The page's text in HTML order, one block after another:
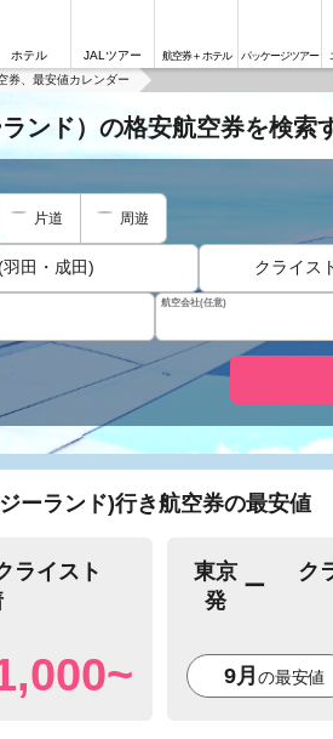
ホテル JALツアー 航空券＋ホテル パッケージツアー
券、最安値カレンダー
ンド）の格安航空券を検索
片道 周遊
田・成田) クライス
航空会社(任意)
ーランド)行き航空券の最安値
ライスト
東京
発
ク
9月